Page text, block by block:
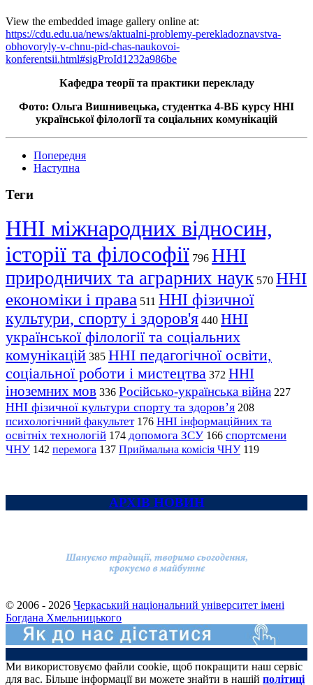
View the embedded image gallery online at:
https://cdu.edu.ua/news/aktualni-problemy-perekladoznavstva-
obhovoryly-v-chnu-pid-chas-naukovoi-
konferentsii.html#sigProId1232a986be
Кафедра теорії та практики перекладу
Фото: Ольга Вишнивецька, студентка 4-ВБ курсу ННІ
української філології та соціальних комунікацій
Попередня
Наступна
Теги
ННІ міжнародних відносин,
історії та філософії 796 ННІ
природничих та аграрних наук 570 ННІ
економіки і права 511 ННІ фізичної
культури, спорту і здоров'я 440 ННІ
української філології та соціальних
комунікацій 385 ННІ педагогічної освіти,
соціальної роботи і мистецтва 372 ННІ
іноземних мов 336 Російсько-українська війна 227
ННІ фізичної культури спорту та здоров’я 208
психологічний факультет 176 ННІ інформаційних та
освітніх технологій 174 допомога ЗСУ 166 спортсмени
ЧНУ 142 перемога 137 Приймальна комісія ЧНУ 119
АРХІВ НОВИН
© 2006 - 2026 Черкаський національний університет імені
Богдана Хмельницького
Ми використовуємо файли cookie, щоб покращити наш сервіс
для вас. Більше інформації ви можете знайти в нашій політиці